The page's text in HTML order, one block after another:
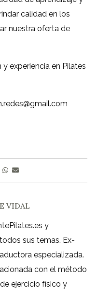
calidad en los
nuestra oferta de
experiencia en Pilates
VIDAL
y
sus temas. Ex-
especializada.
con el método
ejercicio físico y